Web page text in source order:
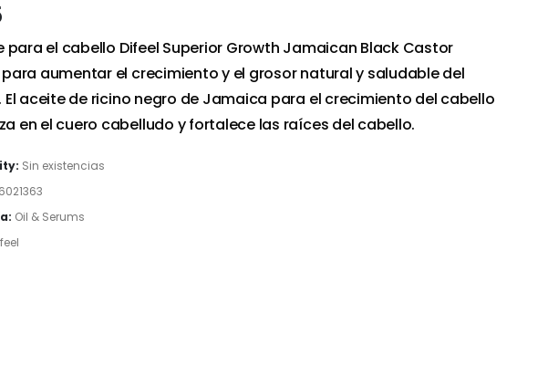
para el cabello Difeel Superior Growth Jamaican Black Castor
aumentar el crecimiento y el grosor natural y saludable del
El aceite de ricino negro de Jamaica para el crecimiento del cabello
en el cuero cabelludo y fortalece las raíces del cabello.
Sin existencias
Oil & Serums